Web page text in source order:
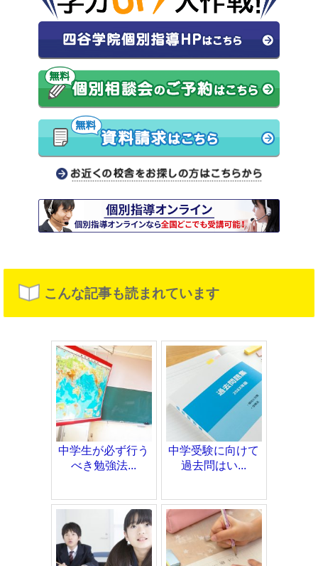
こんな記事も読まれています
中学生が必ず行う
べき勉強法...
中学受験に向けて
過去問はい...